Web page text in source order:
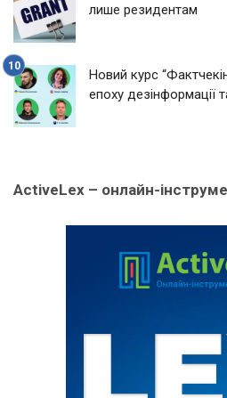
лише резидентам
Новий курс
епоху дезінформації
ActiveLex – онлайн-